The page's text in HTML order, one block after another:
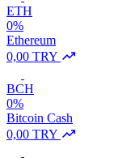
ETH
0%
Ethereum
0,00 TRY
BCH
0%
Bitcoin Cash
0,00 TRY